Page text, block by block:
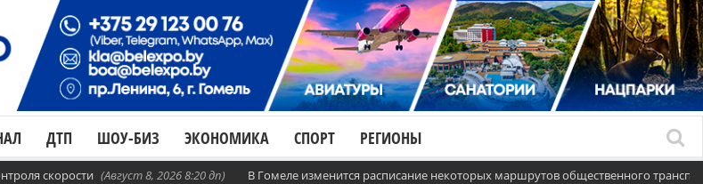
ДТП ШОУ-БИЗ ЭКОНОМИКА СПОРТ РЕГИОНЫ
скорости (Август 8, 2026 8:20 дп) В Гомеле изменится расписание некоторых маршрутов общественного